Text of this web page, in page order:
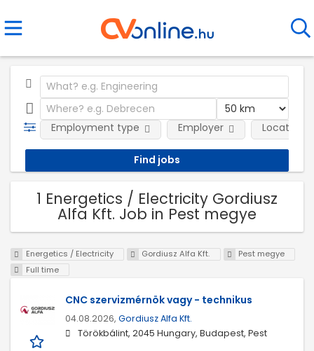
Employment type Employer Location
1 Energetics / Electricity Gordiusz
Alfa Kft. Job in Pest megye
Energetics / Electricity Gordiusz Alfa Kft.
Pest megye
Full time
CNC szervizmérnök vagy - technikus
04.08.2026, Gordiusz Alfa Kft.
Törökbálint, 2045 Hungary, Budapest, Pest